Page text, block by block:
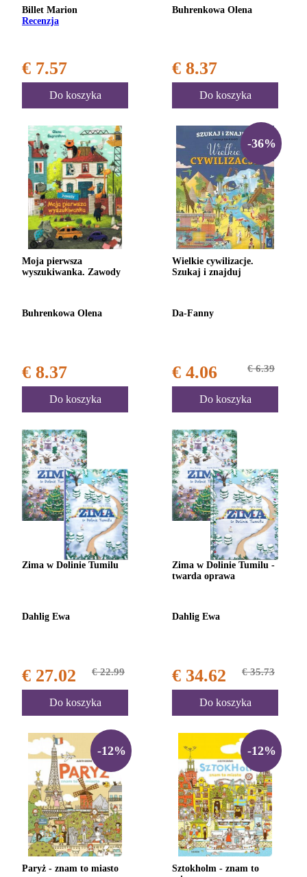
Billet Marion
Recenzja
€ 7.57
Do koszyka
Buhrenkowa Olena
€ 8.37
Do koszyka
Moja pierwsza
wyszukiwanka. Zawody
Buhrenkowa Olena
€ 8.37
Do koszyka
Wielkie cywilizacje.
Szukaj i znajduj
Da-Fanny
€ 4.06 € 6.39
Do koszyka
-36%
Zima w Dolinie Tumilu
Dahlig Ewa
€ 27.02 € 22.99
Do koszyka
Zima w Dolinie Tumilu -
twarda oprawa
Dahlig Ewa
€ 34.62 € 35.73
Do koszyka
Paryż - znam to miasto
-12%
Sztokholm - znam to
-12%